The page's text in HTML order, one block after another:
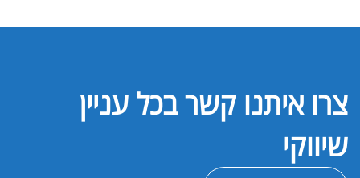
צרו איתנו קשר בכל עניין
שיווקי